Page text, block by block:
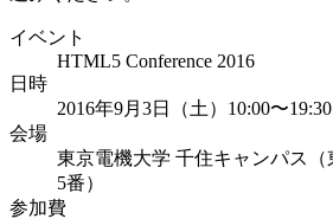
イベント
HTML5 Conference 2016
日時
2016年9月3日（土）10:00〜19:30
会場
東京電機大学 千住キャンパス
5番）
参加費